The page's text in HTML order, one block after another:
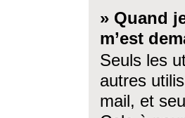
» Quand
m’est
Seuls les
autres
mail, et